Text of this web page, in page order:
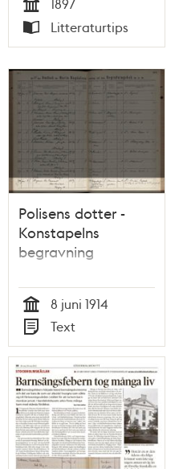
Tid
1897
Typ
Litteraturtips
Polisens dotter -
Konstapelns
begravning
Tid
8 juni 1914
Typ
Text